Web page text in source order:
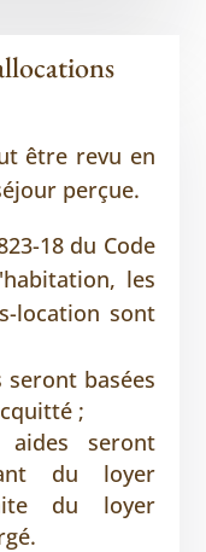
être revu en
perçue.
18 du Code
les
location sont
basées
;
aides seront
du loyer
du loyer